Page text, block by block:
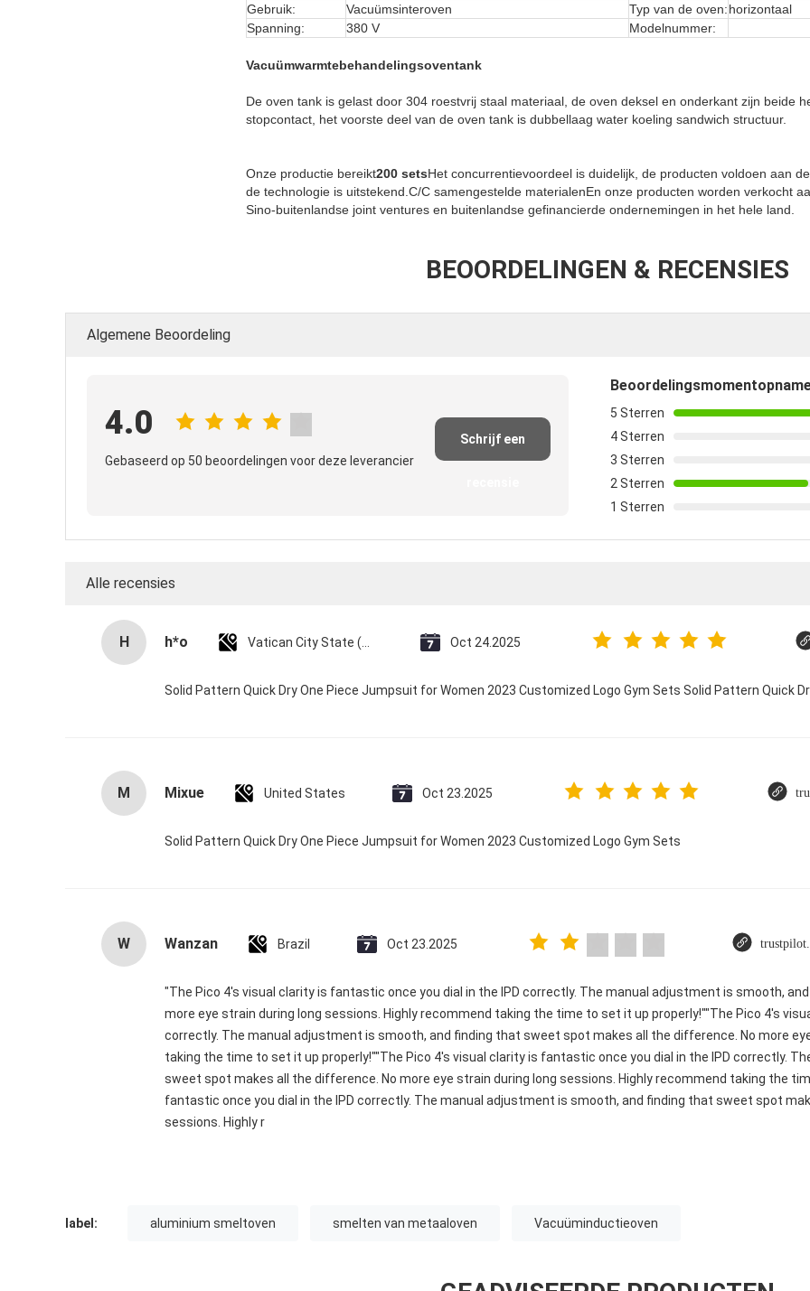
Gebruik:
Vacuümsinteroven Typ van de oven:horizontaal
Spanning:
380 V Modelnummer:
Vacuümwarmtebehandelingsoventank
De oven tank is gelast door 304 roestvrij staal materiaal, de oven deksel en onderkant zijn beide
stopcontact, het voorste deel van de oven tank is dubbellaag water koeling sandwich structuur.
Onze productie bereikt200 setsHet concurrentievoordeel is duidelijk, de producten voldoen aan
de technologie is uitstekend.C/C samengestelde materialenEn onze producten worden verkocht
Sino-buitenlandse joint ventures en buitenlandse gefinancierde ondernemingen in het hele land.
BEOORDELINGEN & RECENSIES
Algemene Beoordeling
4.0
Gebaseerd op 50 beoordelingen voor deze leverancier
Schrijf een
5 Sterren
4 Sterren
3 Sterren
2 Sterren
1 Sterren
Alle recensies
H h*o Oct 24.2025
Solid Pattern Quick Dry One Piece Jumpsuit for Women 2023 Customized Logo Gym Sets Solid Pattern Quick
M Mixue United States Oct 23.2025
Solid Pattern Quick Dry One Piece Jumpsuit for Women 2023 Customized Logo Gym Sets
W Wanzan Brazil Oct 23.2025
"The Pico 4's visual clarity is fantastic once you dial in the IPD correctly. The manual adjustment is smooth,
more eye strain during long sessions. Highly recommend taking the time to set it up properly!""The Pico 4's
correctly. The manual adjustment is smooth, and finding that sweet spot makes all the difference. No more
taking the time to set it up properly!""The Pico 4's visual clarity is fantastic once you dial in the IPD correctly.
sweet spot makes all the difference. No more eye strain during long sessions. Highly recommend taking the
fantastic once you dial in the IPD correctly. The manual adjustment is smooth, and finding that sweet spot
sessions. Highly r
label: aluminium smeltoven smelten van metaaloven Vacuüminductieoven